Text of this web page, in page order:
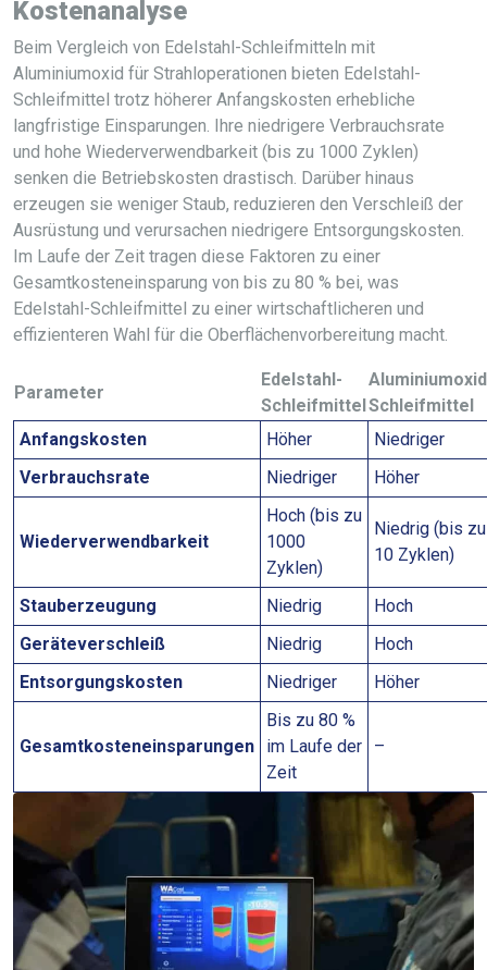
Kostenanalyse
Beim Vergleich von Edelstahl-Schleifmitteln mit
Aluminiumoxid für Strahloperationen bieten Edelstahl-
Schleifmittel trotz höherer Anfangskosten erhebliche
langfristige Einsparungen. Ihre niedrigere Verbrauchsrate
und hohe Wiederverwendbarkeit (bis zu 1000 Zyklen)
senken die Betriebskosten drastisch. Darüber hinaus
erzeugen sie weniger Staub, reduzieren den Verschleiß der
Ausrüstung und verursachen niedrigere Entsorgungskosten.
Im Laufe der Zeit tragen diese Faktoren zu einer
Gesamtkosteneinsparung von bis zu 80 % bei, was
Edelstahl-Schleifmittel zu einer wirtschaftlicheren und
effizienteren Wahl für die Oberflächenvorbereitung macht.
Parameter
Edelstahl-
SchleifmittelSchleifmittel
Anfangskosten
Höher
Niedriger
Verbrauchsrate
Niedriger Höher
Wiederverwendbarkeit
Hoch (bis zu
1000
Zyklen)
Niedrig (bis zu
10 Zyklen)
Stauberzeugung Niedrig
Hoch
Geräteverschleiß
Niedrig
Hoch
Entsorgungskosten
Niedriger Höher
Gesamtkosteneinsparungen
Bis zu 80 %
im Laufe der
Zeit
–